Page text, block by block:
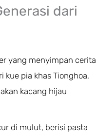
dari
yang menyimpan cerita
pia khas Tionghoa,
kacang hijau
di mulut, berisi pasta